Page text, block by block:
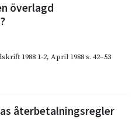
överlagd
1988 1-2, April 1988s. 42–53
återbetalningsregler